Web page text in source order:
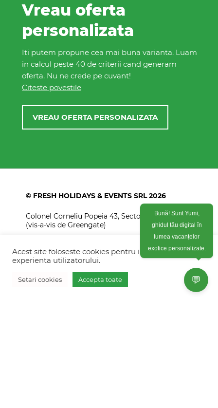
Vreau oferta
personalizata
Iti putem propune cea mai buna varianta. Luam
in calcul peste 40 de criterii cand generam
oferta. Nu ne crede pe cuvant!
Citeste povestile
VREAU OFERTA PERSONALIZATA
© FRESH HOLIDAYS & EVENTS SRL 2026
Colonel Corneliu Popeia 43, Sector 5, Bucuresti
(vis-a-vis de Greengate)
+40770 574 088
info@freshholidays.ro
Acest site foloseste cookies pentru imbunatati
experienta utilizatorului.
Setari cookies Accepta toate 💬
Bună! Sunt Yumi,
ghidul tău digital în
lumea vacanțelor
exotice personalizate.